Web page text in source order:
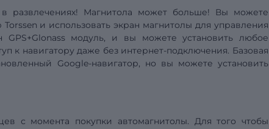
в развлечениях! Магнитола может больше! Вы можете
и использовать экран магнитолы для управления
GPS+Glonass модуль, и вы можете установить любое
к навигатору даже без интернет-подключения. Базовая
Google-навигатор, но вы можете установить
с момента покупки автомагнитолы. Для того чтобы